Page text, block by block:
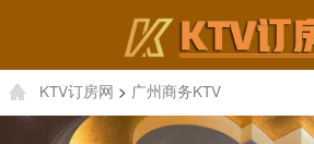
KTV订房网 > 广州商务KTV